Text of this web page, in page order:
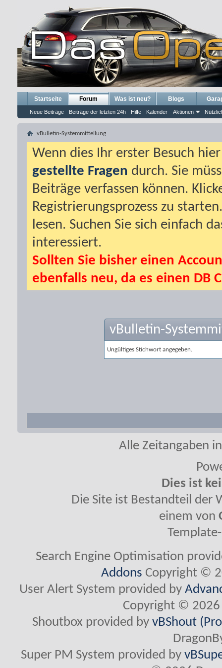
Startseite Forum
Neue Beiträge Beiträge der letzten 24h Hilfe Kalender Aktionen
Was ist neu? Blogs
vBulletin-Systemmitteilung
Wenn dies Ihr erster Besuch
gestellte Fragen durch. Sie
Beiträge verfassen können.
Registrierungsprozess zu
lesen. Suchen Sie sich einfach
interessiert.
Sollten Sie bisher einen
ebenfalls neu, da es einen DB
vBulletin-
Ungültiges Stichwort angegeben.
Alle Zeitangaben
Dies ist
Die Site ist Bestandteil der
einem von
Search Engine Optimisation
Addons Copyright ©
User Alert System provided by
Copyright © 2026
Shoutbox provided byvBShout
Super PM System provided by